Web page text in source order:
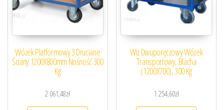
Wózek Platformowy 3 Druciane
Ściany 1200X800mm Nośność 300
Kg
2 061,48zł
Wiz Dwuporęczowy Wózek
Transportowy, Blacha
(1200X700), 300 Kg
1 254,60zł